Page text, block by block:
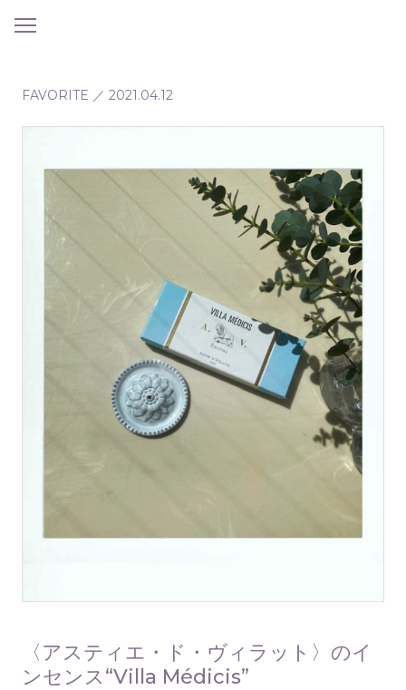
メ
FAVORITE ／ 2021.04.12
〈アスティエ・ド・ヴィラット〉のイ
ンセンス“Villa Médicis”